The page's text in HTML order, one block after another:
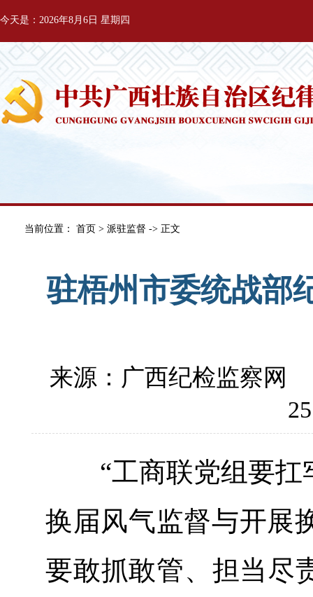
今天是：2026年8月6日 星期四
当前位置： 首页 > 派驻监督 -> 正文
驻梧州市委统战部
来源：广西纪检监察网
“工商联党组要扛
换届风气监督与开展
要敢抓敢管、担当尽